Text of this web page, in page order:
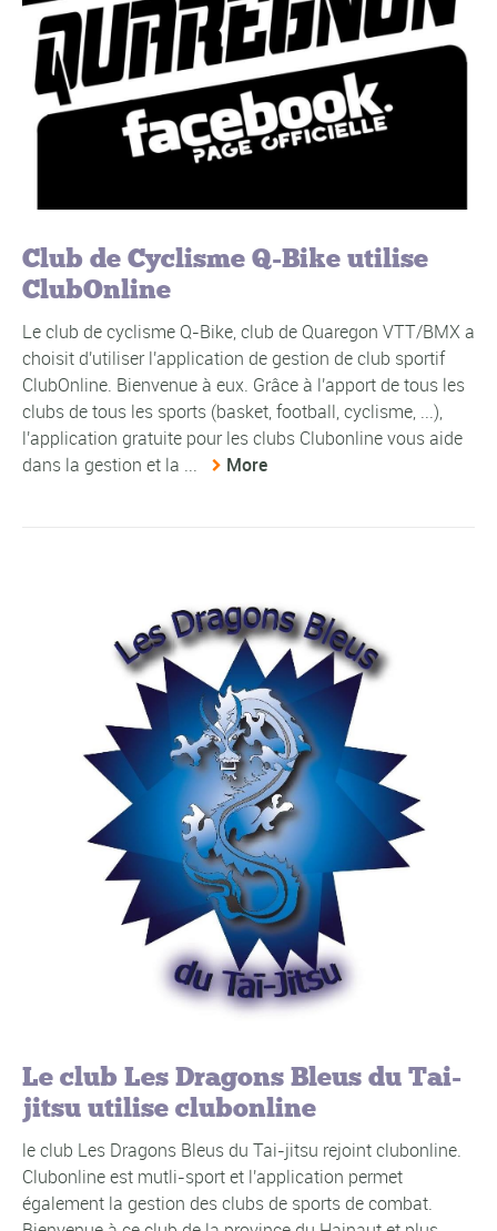
Club de Cyclisme Q-Bike utilise
ClubOnline
Le club de cyclisme Q-Bike, club de Quaregon VTT/BMX a
choisit d'utiliser l'application de gestion de club sportif
ClubOnline. Bienvenue à eux. Grâce à l'apport de tous les
clubs de tous les sports (basket, football, cyclisme, ...),
l'application gratuite pour les clubs Clubonline vous aide
dans la gestion et la ...
More
Le club Les Dragons Bleus du Tai-
jitsu utilise clubonline
le club Les Dragons Bleus du Tai-jitsu rejoint clubonline.
Clubonline est mutli-sport et l'application permet
également la gestion des clubs de sports de combat.